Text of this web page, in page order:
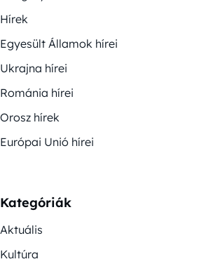
Hírek
Egyesült Államok hírei
Ukrajna hírei
Románia hírei
Orosz hírek
Európai Unió hírei
Kategóriák
Aktuális
Kultúra